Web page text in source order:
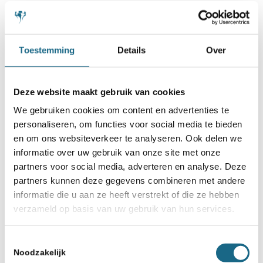
Toestemming Details Over
Deze website maakt gebruik van cookies
We gebruiken cookies om content en advertenties te
personaliseren, om functies voor social media te bieden
en om ons websiteverkeer te analyseren. Ook delen we
informatie over uw gebruik van onze site met onze
partners voor social media, adverteren en analyse. Deze
partners kunnen deze gegevens combineren met andere
informatie die u aan ze heeft verstrekt of die ze hebben
verzameld op basis van uw gebruik van hun services.
Noodzakelijk
16 december 2024
Hoge notering voor Eline
Roebers